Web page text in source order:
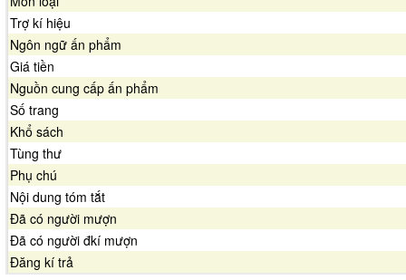
Trợ kí hiệu
Ngôn ngữ ấn phẩm
Giá tiền
Nguồn cung cấp ấn phẩm
Số trang
Khổ sách
Tùng thư
Phụ chú
Nội dung tóm tắt
Đã có người mượn
Đã có người đkí mượn
Đăng kí trả